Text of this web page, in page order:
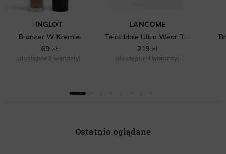
INGLOT
Bronzer W Kremie
69 zł
(dostępne 2 warianty)
LANCOME
Teint Idole Ultra Wear Bronzer
219 zł
(dostępne 4 warianty)
Ostatnio oglądane